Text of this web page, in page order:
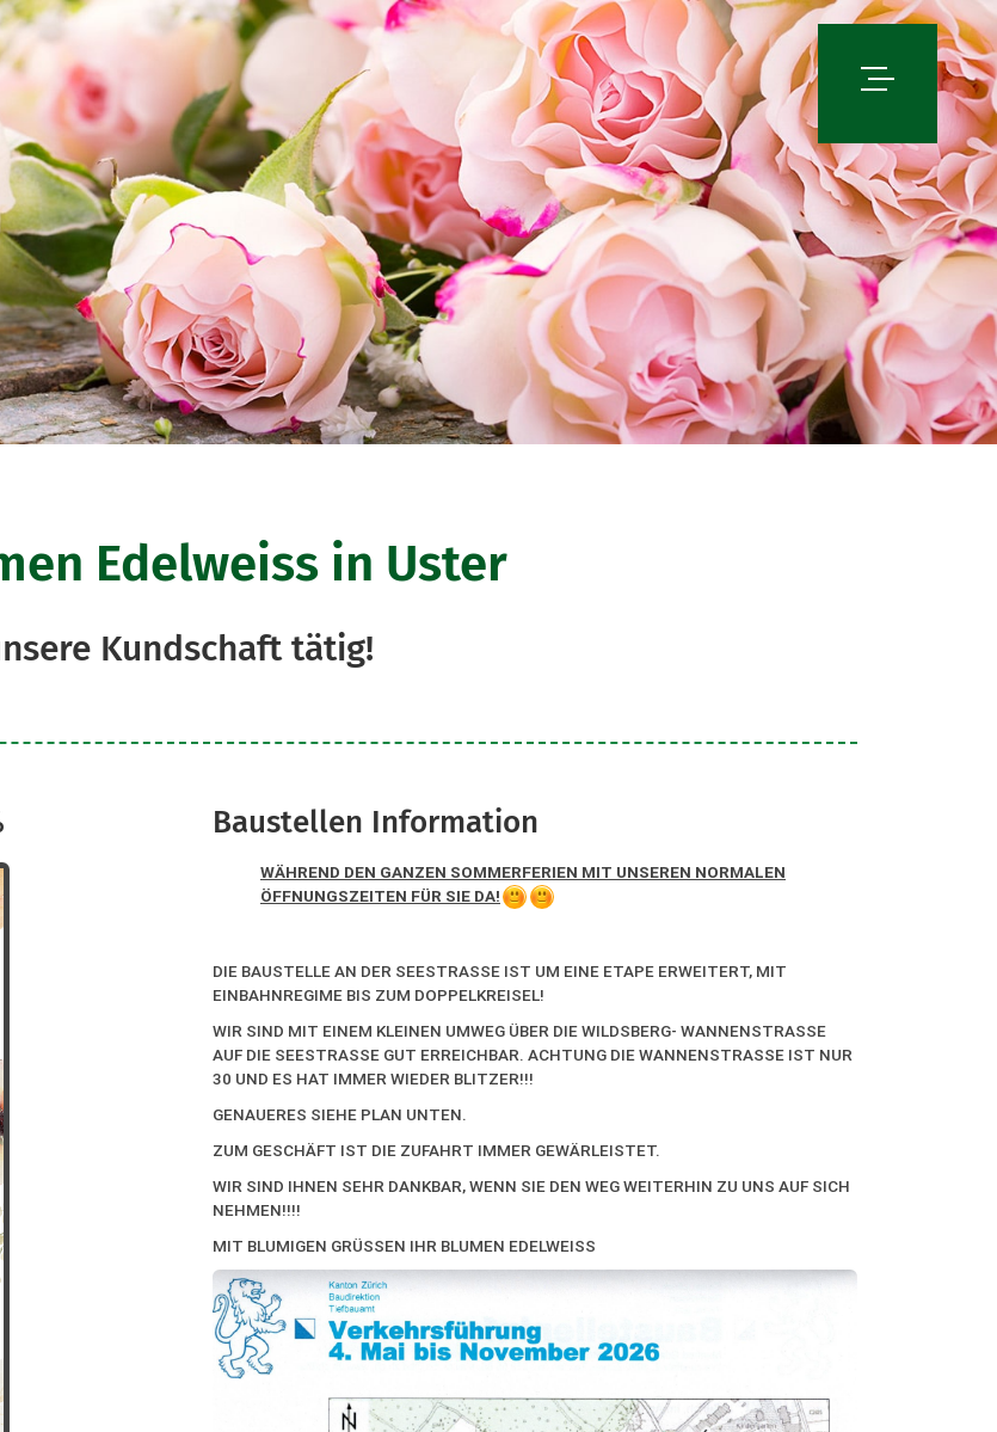
Edelweiss in Uster
Kundschaft tätig!
Baustellen Information
WÄHREND DEN GANZEN SOMMERFERIEN MIT UNSEREN NORMALEN
ÖFFNUNGSZEITEN FÜR SIE DA!
DIE BAUSTELLE AN DER SEESTRASSE IST UM EINE ETAPE ERWEITERT, MIT
EINBAHNREGIME BIS ZUM DOPPELKREISEL!
WIR SIND MIT EINEM KLEINEN UMWEG ÜBER DIE WILDSBERG- WANNENSTRASSE
AUF DIE SEESTRASSE GUT ERREICHBAR. ACHTUNG DIE WANNENSTRASSE IST NUR
30 UND ES HAT IMMER WIEDER BLITZER!!!
GENAUERES SIEHE PLAN UNTEN.
ZUM GESCHÄFT IST DIE ZUFAHRT IMMER GEWÄRLEISTET.
WIR SIND IHNEN SEHR DANKBAR, WENN SIE DEN WEG WEITERHIN ZU UNS AUF SICH
NEHMEN!!!!
MIT BLUMIGEN GRÜSSEN IHR BLUMEN EDELWEISS